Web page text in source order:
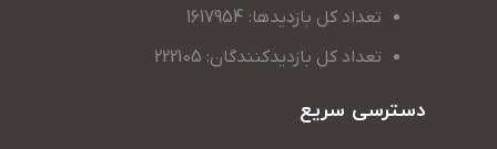
تعداد کل بازدیدها: 1617954
تعداد کل بازدیدکنندگان: 222105
دسترسی سریع